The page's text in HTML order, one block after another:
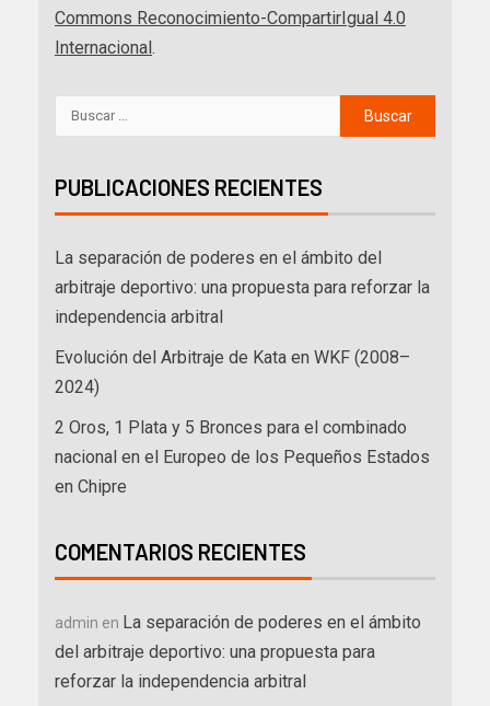
Commons Reconocimiento-CompartirIgual 4.0
Internacional.
PUBLICACIONES RECIENTES
La separación de poderes en el ámbito del
arbitraje deportivo: una propuesta para reforzar la
independencia arbitral
Evolución del Arbitraje de Kata en WKF (2008–
2024)
2 Oros, 1 Plata y 5 Bronces para el combinado
nacional en el Europeo de los Pequeños Estados
en Chipre
COMENTARIOS RECIENTES
admin en La separación de poderes en el ámbito
del arbitraje deportivo: una propuesta para
reforzar la independencia arbitral